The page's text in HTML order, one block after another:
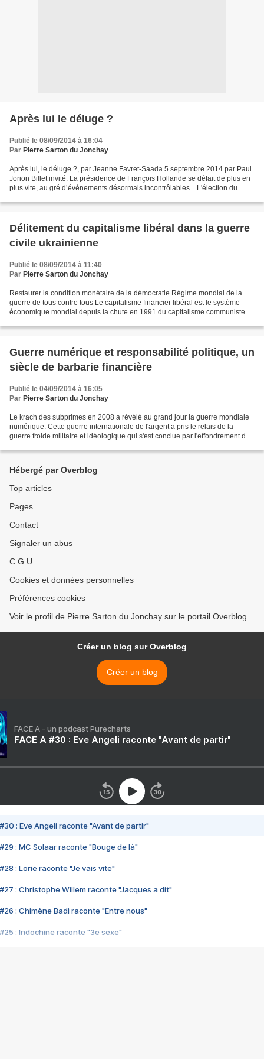
Après lui le déluge ?
Publié le 08/09/2014 à 16:04
Par Pierre Sarton du Jonchay
Après lui, le déluge ?, par Jeanne Favret-Saada 5 septembre 2014 par Paul
Jorion Billet invité. La présidence de François Hollande se défait de plus en
plus vite, au gré d’événements désormais incontrôlables... L'élection du
Délitement du capitalisme libéral dans la guerre
civile ukrainienne
Publié le 08/09/2014 à 11:40
Par Pierre Sarton du Jonchay
Restaurer la condition monétaire de la démocratie Régime mondial de la
guerre de tous contre tous Le capitalisme financier libéral est le système
économique mondial depuis la chute en 1991 du capitalisme communiste
Guerre numérique et responsabilité politique, un
siècle de barbarie financière
Publié le 04/09/2014 à 16:05
Par Pierre Sarton du Jonchay
Le krach des subprimes en 2008 a révélé au grand jour la guerre mondiale
numérique. Cette guerre internationale de l'argent a pris le relais de la
guerre froide militaire et idéologique qui s'est conclue par l'effondrement de
Hébergé par Overblog
Top articles
Pages
Contact
Signaler un abus
C.G.U.
Cookies et données personnelles
Préférences cookies
Voir le profil de Pierre Sarton du Jonchay sur le portail Overblog
Créer un blog sur Overblog
Créer un blog
FACE A - un podcast Purecharts
FACE A #30 : Eve Angeli raconte "Avant de partir"
#30 : Eve Angeli raconte "Avant de partir"
#29 : MC Solaar raconte "Bouge de là"
#28 : Lorie raconte "Je vais vite"
#27 : Christophe Willem raconte "Jacques a dit"
#26 : Chimène Badi raconte "Entre nous"
#25 : Indochine raconte "3e sexe"